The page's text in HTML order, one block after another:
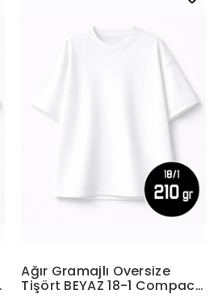
Ağır Gramajlı Oversize
Tişört BEYAZ 18-1 Compact